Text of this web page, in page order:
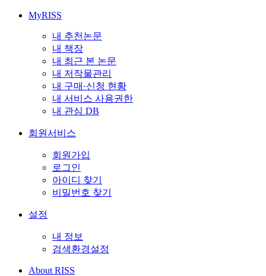
MyRISS
내 추천논문
내 책장
내 최근 본 논문
내 저작물관리
내 구매·신청 현황
내 서비스 사용권한
내 관심 DB
회원서비스
회원가입
로그인
아이디 찾기
비밀번호 찾기
설정
내 정보
검색환경설정
About RISS